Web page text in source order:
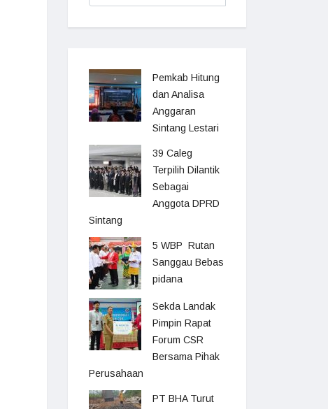
Pemkab Hitung
dan Analisa
Anggaran
Sintang Lestari
39 Caleg
Terpilih Dilantik
Sebagai
Anggota DPRD
Sintang
5 WBP Rutan
Sanggau Bebas
pidana
Sekda Landak
Pimpin Rapat
Forum CSR
Bersama Pihak
Perusahaan
PT BHA Turut